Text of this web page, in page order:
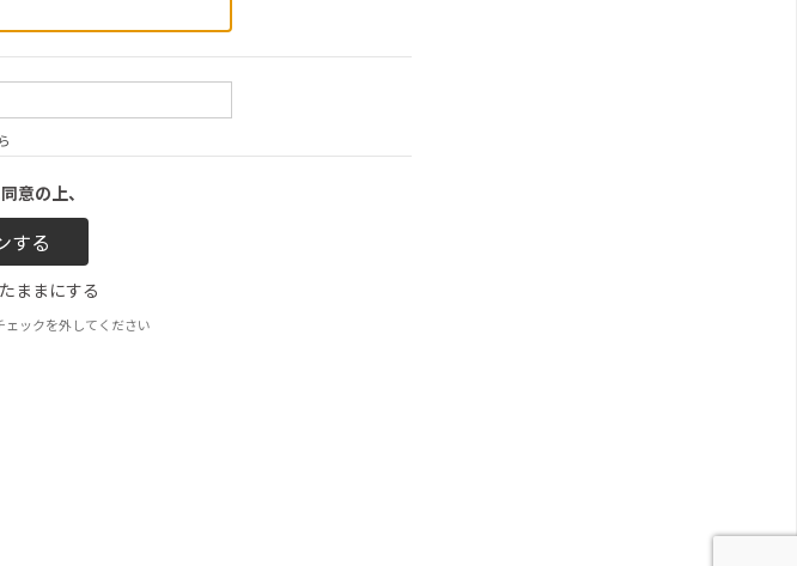
意の上、
ままにする
ックを外してください